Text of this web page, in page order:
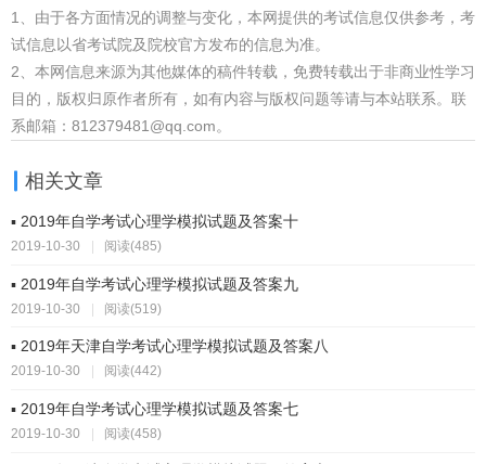
1、由于各方面情况的调整与变化，本网提供的考试信息仅供参考，考
试信息以省考试院及院校官方发布的信息为准。
2、本网信息来源为其他媒体的稿件转载，免费转载出于非商业性学习
目的，版权归原作者所有，如有内容与版权问题等请与本站联系。联
系邮箱：812379481@qq.com。
相关文章
▪ 2019年自学考试心理学模拟试题及答案十
2019-10-30 | 阅读(485)
▪ 2019年自学考试心理学模拟试题及答案九
2019-10-30 | 阅读(519)
▪ 2019年天津自学考试心理学模拟试题及答案八
2019-10-30 阅读(442)
▪ 2019年自学考试心理学模拟试题及答案七
2019-10-30 | 阅读(458)